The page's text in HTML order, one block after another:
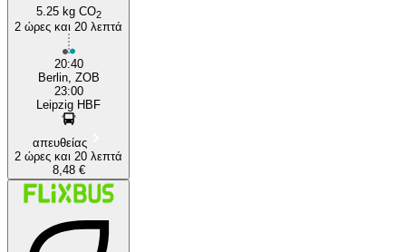
5.25 kg CO2
2 ώρες και 20 λεπτά
20:40
Berlin, ZOB
23:00
Leipzig HBF
απευθείας
2 ώρες και 20 λεπτά
8,48 €